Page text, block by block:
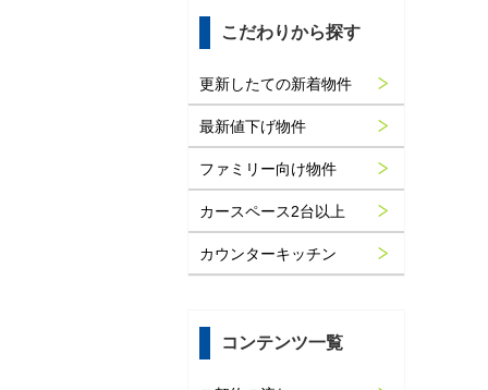
こだわりから探す
更新したての新着物件
最新値下げ物件
ファミリー向け物件
カースペース2台以上
カウンターキッチン
コンテンツ一覧